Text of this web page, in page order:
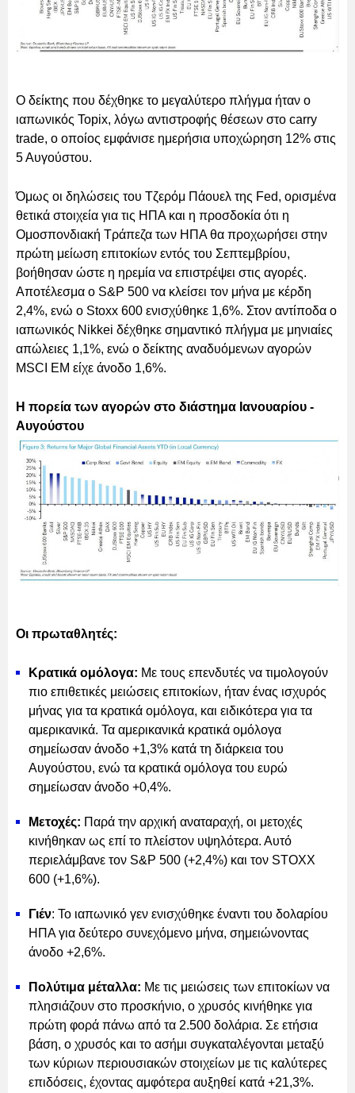
Ο δείκτης που δέχθηκε το μεγαλύτερο πλήγμα ήταν ο
ιαπωνικός Topix, λόγω αντιστροφής θέσεων στο carry
trade, ο οποίος εμφάνισε ημερήσια υποχώρηση 12% στις
5 Αυγούστου.
Όμως οι δηλώσεις του Τζερόμ Πάουελ της Fed, ορισμένα
θετικά στοιχεία για τις ΗΠΑ και η προσδοκία ότι η
Ομοσπονδιακή Τράπεζα των ΗΠΑ θα προχωρήσει στην
πρώτη μείωση επιτοκίων εντός του Σεπτεμβρίου,
βοήθησαν ώστε η ηρεμία να επιστρέψει στις αγορές.
Αποτέλεσμα ο S&P 500 να κλείσει τον μήνα με κέρδη
2,4%, ενώ ο Stoxx 600 ενισχύθηκε 1,6%. Στον αντίποδα ο
ιαπωνικός Nikkei δέχθηκε σημαντικό πλήγμα με μηνιαίες
απώλειες 1,1%, ενώ ο δείκτης αναδυόμενων αγορών
MSCI EM είχε άνοδο 1,6%.
Η πορεία των αγορών στο διάστημα Ιανουαρίου -
Αυγούστου
Οι πρωταθλητές:
Κρατικά ομόλογα: Με τους επενδυτές να τιμολογούν
πιο επιθετικές μειώσεις επιτοκίων, ήταν ένας ισχυρός
μήνας για τα κρατικά ομόλογα, και ειδικότερα για τα
αμερικανικά. Τα αμερικανικά κρατικά ομόλογα
σημείωσαν άνοδο +1,3% κατά τη διάρκεια του
Αυγούστου, ενώ τα κρατικά ομόλογα του ευρώ
σημείωσαν άνοδο +0,4%.
Μετοχές: Παρά την αρχική αναταραχή, οι μετοχές
κινήθηκαν ως επί το πλείστον υψηλότερα. Αυτό
περιελάμβανε τον S&P 500 (+2,4%) και τον STOXX
600 (+1,6%).
Γιέν: Το ιαπωνικό γεν ενισχύθηκε έναντι του δολαρίου
ΗΠΑ για δεύτερο συνεχόμενο μήνα, σημειώνοντας
άνοδο +2,6%.
Πολύτιμα μέταλλα: Με τις μειώσεις των επιτοκίων να
πλησιάζουν στο προσκήνιο, ο χρυσός κινήθηκε για
πρώτη φορά πάνω από τα 2.500 δολάρια. Σε ετήσια
βάση, ο χρυσός και το ασήμι συγκαταλέγονται μεταξύ
των κύριων περιουσιακών στοιχείων με τις καλύτερες
επιδόσεις, έχοντας αμφότερα αυξηθεί κατά +21,3%.